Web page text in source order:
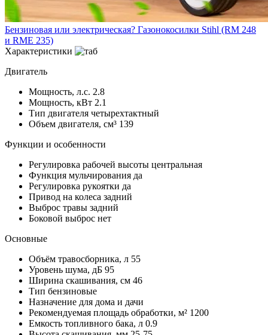
Бензиновая или электрическая? Газонокосилки Stihl (RM 248
и RME 235)
Характеристики
Двигатель
Мощность, л.с. 2.8
Мощность, кВт 2.1
Тип двигателя четырехтактный
Объем двигателя, см³ 139
Функции и особенности
Регулировка рабочей высоты центральная
Функция мульчирования да
Регулировка рукоятки да
Привод на колеса задний
Выброс травы задний
Боковой выброс нет
Основные
Объём травосборника, л 55
Уровень шума, дБ 95
Ширина скашивания, см 46
Тип бензиновые
Назначение для дома и дачи
Рекомендуемая площадь обработки, м² 1200
Емкость топливного бака, л 0.9